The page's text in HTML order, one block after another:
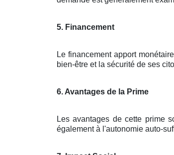
5. Financement
Le financement apport
bien-être et la sécurité de ses
6. Avantages de la Prime
Les avantages de cette prime
également à l'autonomie auto-